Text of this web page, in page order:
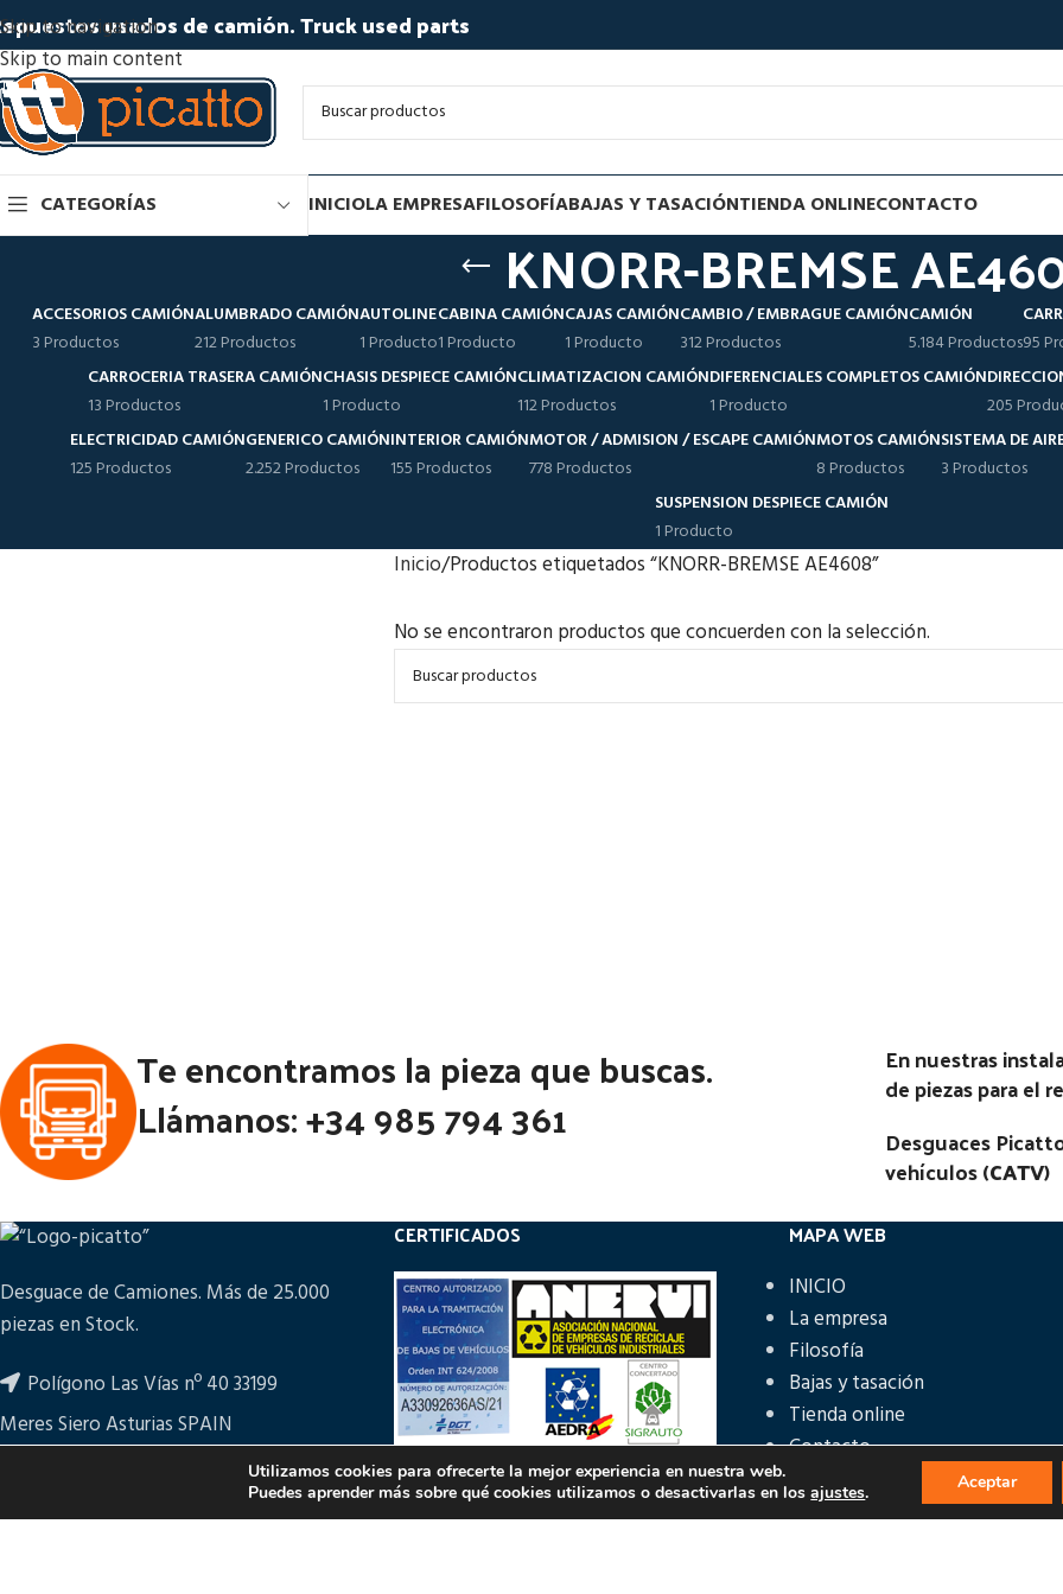
Skip to navigation
Skip to main content
usados de camión. Truck used parts
CATEGORÍAS INICIOLA EMPRESAFILOSOFÍABAJAS Y TASACIÓNTIENDA ONLINECONTACTO
KNORR-BREMSE
ACCESORIOS CAMIÓN
3 Productos
ALUMBRADO CAMIÓN
212 Productos
AUTOLINE
1 Producto
CABINA CAMIÓN
1 Producto
CAJAS CAMIÓN
1 Producto
CAMBIO / EMBRAGUE CAMIÓN
312 Productos
CAMIÓN
5.184 Productos95
CARROCERIA TRASERA CAMIÓN
13 Productos
CHASIS DESPIECE CAMIÓN
1 Producto
CLIMATIZACION CAMIÓN
112 Productos
DIFERENCIALES COMPLETOS CAMIÓN
1 Producto
205
ELECTRICIDAD CAMIÓN
125 Productos
GENERICO CAMIÓN
2.252 Productos
INTERIOR CAMIÓN
155 Productos
MOTOR / ADMISION / ESCAPE CAMIÓN
778 Productos
MOTOS CAMIÓN
8 Productos
SISTEMA DE
3 Productos
SUSPENSION DESPIECE CAMIÓN
1 Producto
Inicio Productos etiquetados “KNORR-BREMSE AE4608”
No se encontraron productos que concuerden con la selección.
Te encontramos la pieza que buscas.
Llámanos: +34 985 794 361
En nuestras
de piezas para el
Desguaces
vehículos (CATV)
Desguace de Camiones. Más de 25.000
piezas en Stock.
Polígono Las Vías nº 40 33199
Meres Siero Asturias SPAIN
CERTIFICADOS
PULSA PARA MÁS INFORMACIÓN
MAPA WEB
INICIO
La empresa
Filosofía
Bajas y tasación
Tienda online
Contacto
Utilizamos cookies para ofrecerte la mejor experiencia en nuestra web.
Puedes aprender más sobre qué cookies utilizamos o desactivarlas en losajustes. Aceptar